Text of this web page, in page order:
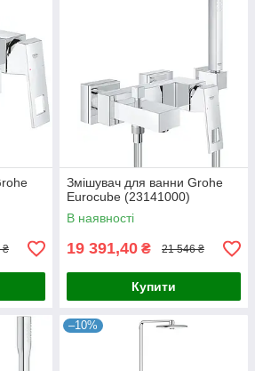
₴
Змішувач для ванни Grohe
Eurocube (23141000)
В наявності
19 391,40 ₴ 21 546 ₴
Купити
–10%